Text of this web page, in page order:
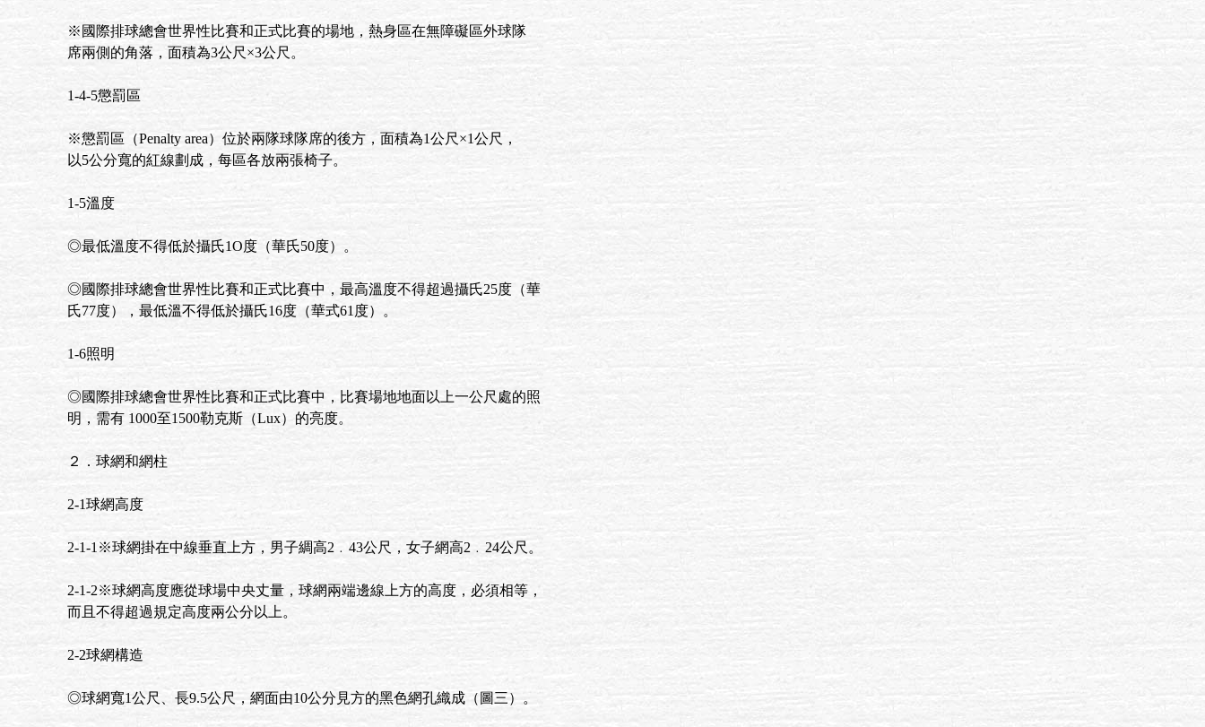
※國際排球總會世界性比賽和正式比賽的場地，熱身區在無障礙區外球隊
席兩側的角落，面積為3公尺×3公尺。
1-4-5懲罰區
※懲罰區（Penalty area）位於兩隊球隊席的後方，面積為1公尺×1公尺，
以5公分寬的紅線劃成，每區各放兩張椅子。
1-5溫度
◎最低溫度不得低於攝氏1O度（華氏50度）。
◎國際排球總會世界性比賽和正式比賽中，最高溫度不得超過攝氏25度（華
氏77度），最低溫不得低於攝氏16度（華式61度）。
1-6照明
◎國際排球總會世界性比賽和正式比賽中，比賽場地地面以上一公尺處的照
明，需有 1000至1500勒克斯（Lux）的亮度。
２．球網和網柱
2-1球網高度
2-1-1※球網掛在中線垂直上方，男子綢高2﹒43公尺，女子網高2﹒24公尺。
2-1-2※球網高度應從球場中央丈量，球網兩端邊線上方的高度，必須相等，
而且不得超過規定高度兩公分以上。
2-2球網構造
◎球網寬1公尺、長9.5公尺，網面由10公分見方的黑色網孔織成（圖三）。